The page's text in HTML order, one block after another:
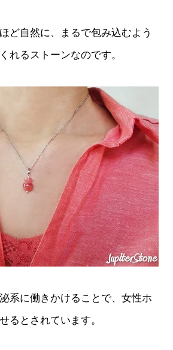
ど自然に、まるで包み込むよう
れるストーンなのです。
系に働きかけることで、女性ホ
るとされています。